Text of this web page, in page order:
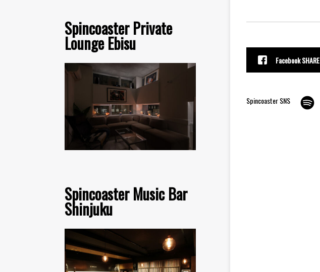
Spincoaster Private
Lounge Ebisu
Spincoaster Music Bar
Shinjuku
Facebook SHARE
Spincoaster SNS